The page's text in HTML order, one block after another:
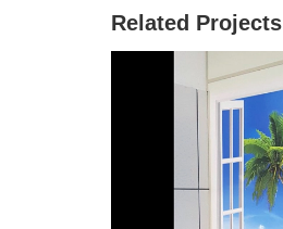
Related Projects